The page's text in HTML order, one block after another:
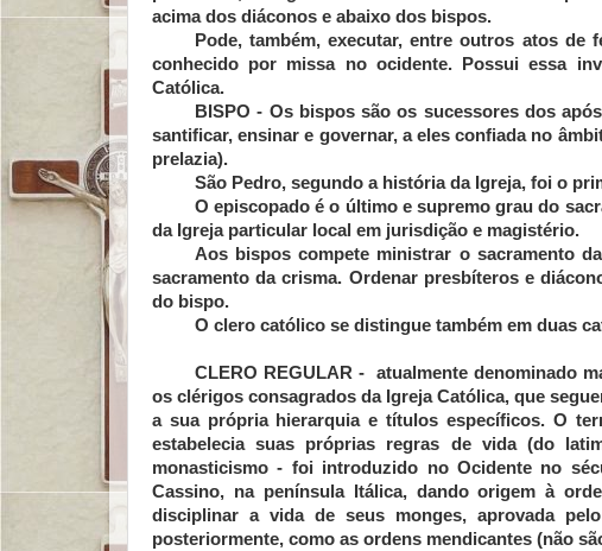
acima dos diáconos e abaixo dos bispos.
Pode, também, executar, entre outros atos
conhecido por missa no ocidente. Possui essa
Católica.
BISPO - Os bispos são os sucessores dos
santificar, ensinar e governar, a eles confiada no
prelazia).
São Pedro, segundo a história da Igreja, foi o
O episcopado é o último e supremo grau do
da Igreja particular local em jurisdição e magistério.
Aos bispos compete ministrar o sacramento
sacramento da crisma. Ordenar presbíteros e
do bispo.
O clero católico se distingue também em duas
CLERO REGULAR - atualmente denominado
os clérigos consagrados da Igreja Católica, que
a sua própria hierarquia e títulos específicos. O
estabelecia suas próprias regras de vida (do
monasticismo - foi introduzido no Ocidente no
Cassino, na península Itálica, dando origem à
disciplinar a vida de seus monges, aprovada
posteriormente, como as ordens mendicantes (não